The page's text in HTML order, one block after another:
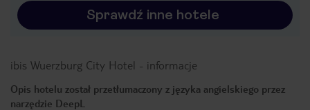
Sprawdź inne hotele
ibis Wuerzburg City Hotel - informacje
Opis hotelu został przetłumaczony z języka angielskiego przez
narzędzie DeepL